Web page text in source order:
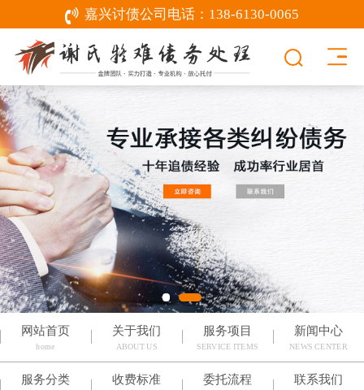
嘉兴讨债公司电话： 138-6130-0065
网站首页
home
关于我们
ABOUT US
服务项目
SERVICE ITEMS
新闻中心
NEWS CENTER
服务分类 收费标准 委托流程 联系我们